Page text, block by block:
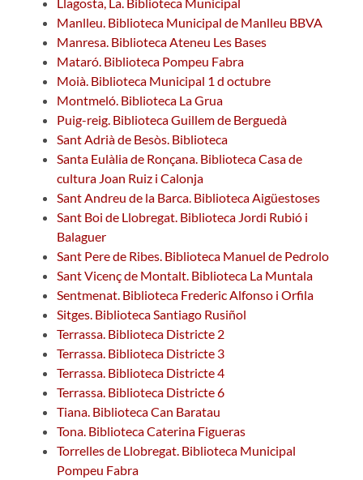
Manlleu. Biblioteca Municipal de Manlleu BBVA
Manresa. Biblioteca Ateneu Les Bases
Mataró. Biblioteca Pompeu Fabra
Moià. Biblioteca Municipal 1 d octubre
Montmeló. Biblioteca La Grua
Puig-reig. Biblioteca Guillem de Berguedà
Sant Adrià de Besòs. Biblioteca
Santa Eulàlia de Ronçana. Biblioteca Casa de
cultura Joan Ruiz i Calonja
Sant Andreu de la Barca. Biblioteca Aigüestoses
Sant Boi de Llobregat. Biblioteca Jordi Rubió i
Balaguer
Sant Pere de Ribes. Biblioteca Manuel de Pedrolo
Sant Vicenç de Montalt. Biblioteca La Muntala
Sentmenat. Biblioteca Frederic Alfonso i Orfila
Sitges. Biblioteca Santiago Rusiñol
Terrassa. Biblioteca Districte 2
Terrassa. Biblioteca Districte 3
Terrassa. Biblioteca Districte 4
Terrassa. Biblioteca Districte 6
Tiana. Biblioteca Can Baratau
Tona. Biblioteca Caterina Figueras
Torrelles de Llobregat. Biblioteca Municipal
Pompeu Fabra